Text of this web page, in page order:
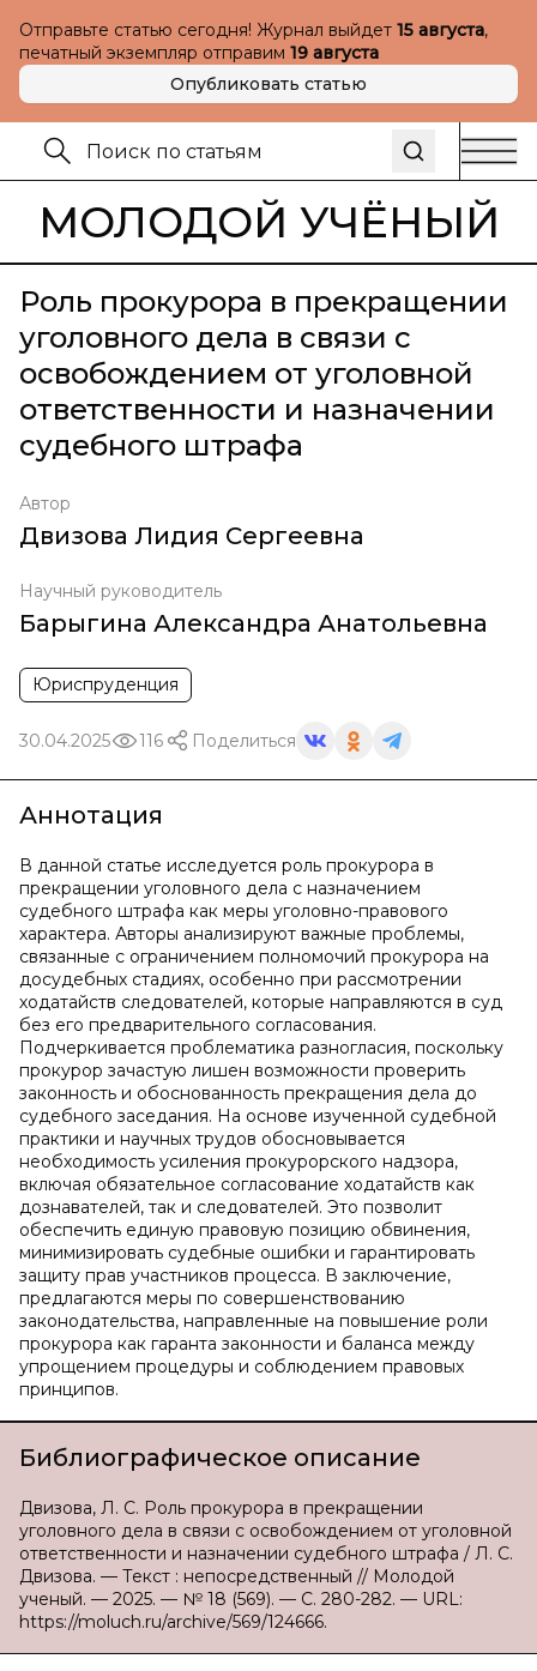
Отправьте статью сегодня! Журнал выйдет 15 августа,
печатный экземпляр отправим 19 августа
Опубликовать статью
МОЛОДОЙ УЧЁНЫЙ
Роль прокурора в прекращении
уголовного дела в связи с
освобождением от уголовной
ответственности и назначении
судебного штрафа
Автор
Двизова Лидия Сергеевна
Научный руководитель
Барыгина Александра Анатольевна
Юриспруденция
30.04.2025 116 Поделиться
Аннотация
В данной статье исследуется роль прокурора в
прекращении уголовного дела с назначением
судебного штрафа как меры уголовно-правового
характера. Авторы анализируют важные проблемы,
связанные с ограничением полномочий прокурора на
досудебных стадиях, особенно при рассмотрении
ходатайств следователей, которые направляются в суд
без его предварительного согласования.
Подчеркивается проблематика разногласия, поскольку
прокурор зачастую лишен возможности проверить
законность и обоснованность прекращения дела до
судебного заседания. На основе изученной судебной
практики и научных трудов обосновывается
необходимость усиления прокурорского надзора,
включая обязательное согласование ходатайств как
дознавателей, так и следователей. Это позволит
обеспечить единую правовую позицию обвинения,
минимизировать судебные ошибки и гарантировать
защиту прав участников процесса. В заключение,
предлагаются меры по совершенствованию
законодательства, направленные на повышение роли
прокурора как гаранта законности и баланса между
упрощением процедуры и соблюдением правовых
принципов.
Библиографическое описание
Двизова, Л. С. Роль прокурора в прекращении
уголовного дела в связи с освобождением от уголовной
ответственности и назначении судебного штрафа / Л. С.
Двизова. — Текст : непосредственный // Молодой
ученый. — 2025. — № 18 (569). — С. 280-282. — URL:
https://moluch.ru/archive/569/124666.